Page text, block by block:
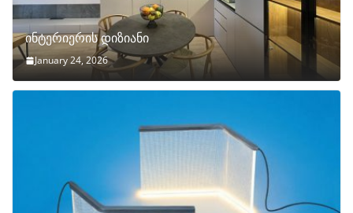
ინტერიერის დიზიანი
January 24, 2026